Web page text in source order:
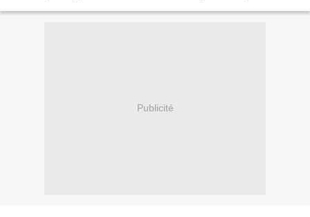
Publicité